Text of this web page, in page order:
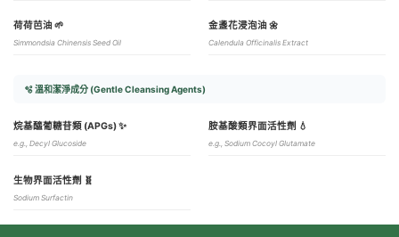
荷荷芭油 🌱
Simmondsia Chinensis Seed Oil
金盞花浸泡油 🌼
Calendula Officinalis Extract
🫧 溫和潔淨成分 (Gentle Cleansing Agents)
烷基醯葡糖苷類 (APGs) ✨
e.g., Decyl Glucoside
胺基酸類界面活性劑 💧
e.g., Sodium Cocoyl Glutamate
生物界面活性劑 🧬
Sodium Surfactin